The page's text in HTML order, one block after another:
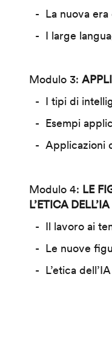
La nuova era
I large
Modulo 3:
I tipi di
Esempi
Applicazioni
Modulo 4: LE
L’ETICA DELL’IA
Il lavoro ai
Le nuove
L’etica dell’IA